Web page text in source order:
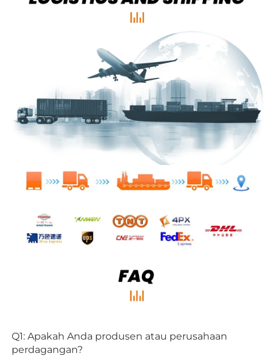
Q1: Apakah Anda produsen atau perusahaan
perdagangan?